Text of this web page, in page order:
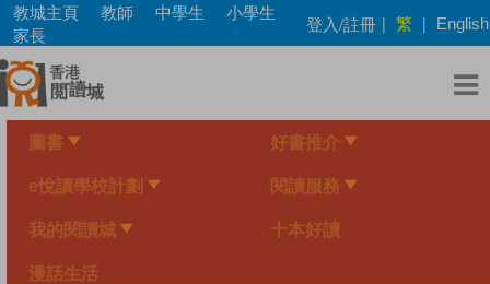
Skip
main
content
教城主頁 教師 中學生
小學生
家長
登入/註冊 | 繁 | English
圖書 好書推介
e悅讀學校計劃 閱讀服務
我的閱讀城 十本好讀
漫話生活